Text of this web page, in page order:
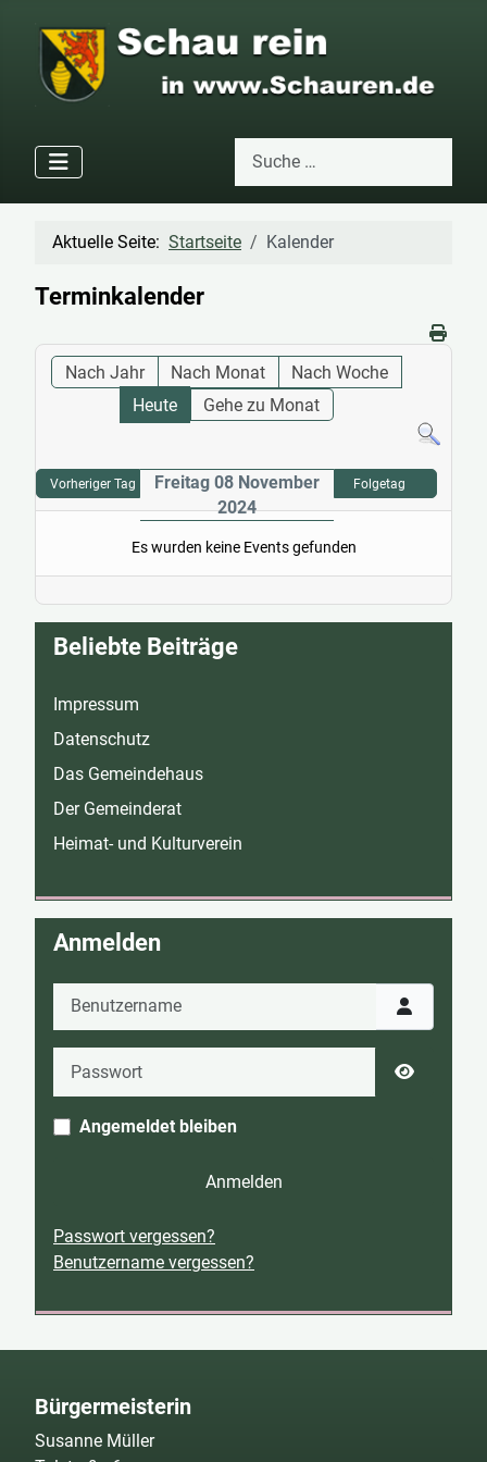
Suchen
Aktuelle Seite: Startseite Kalender
Terminkalender
Nach Jahr Nach Monat
Nach Woche
Heute
Gehe zu Monat
Vorheriger Tag
Freitag 08 November
2024
Folgetag
Es wurden keine Events gefunden
Beliebte Beiträge
Impressum
Datenschutz
Das Gemeindehaus
Der Gemeinderat
Heimat- und Kulturverein
Anmelden
Benutzername
Angemeldet bleiben
Anmelden
Passwort vergessen?
Benutzername vergessen?
Bürgermeisterin
Susanne Müller